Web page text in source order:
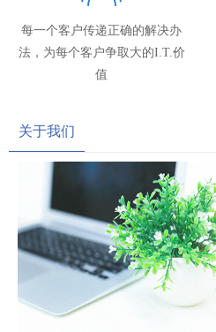
每一个客户传递正确的解决办
法， 为每个客户争取大的I.T.价
值
关于我们